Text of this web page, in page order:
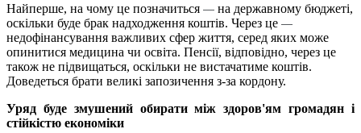
Найперше, на чому це позначиться — на державному бюджеті,
оскільки буде брак надходження коштів. Через це —
недофінансування важливих сфер життя, серед яких може
опинитися медицина чи освіта. Пенсії, відповідно, через це
також не підвищаться, оскільки не вистачатиме коштів.
Доведеться брати великі запозичення з-за кордону.
Уряд буде змушений обирати між здоров'ям громадян і
стійкістю економіки